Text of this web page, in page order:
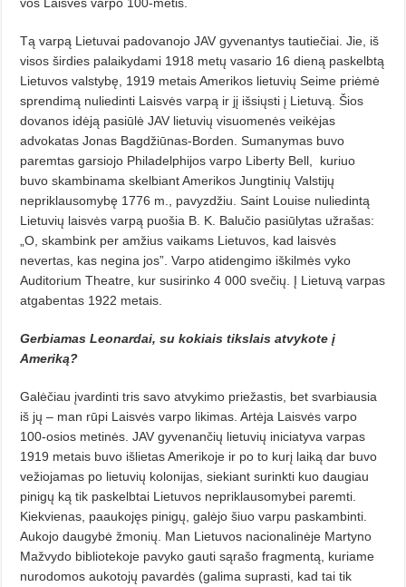
Tą varpą Lietuvai padovanojo JAV gyvenantys tautiečiai. Jie, iš
visos širdies palaikydami 1918 metų vasario 16 dieną paskelbtą
Lietuvos valstybę, 1919 metais Amerikos lietuvių Seime priėmė
sprendimą nuliedinti Laisvės varpą ir jį išsiųsti į Lietuvą. Šios
dovanos idėją pasiūlė JAV lietuvių visuomenės veikėjas
advokatas Jonas Bagdžiūnas-Borden. Sumanymas buvo
paremtas garsiojo Philadelphijos varpo Liberty Bell,
kuriuo
buvo skambinama skelbiant Amerikos Jungtinių Valstijų
nepriklausomybę 1776 m., pavyzdžiu. Saint Louise nuliedintą
Lietuvių laisvės varpą puošia B. K. Balučio pasiūlytas užrašas:
„O, skambink per amžius vaikams Lietuvos, kad laisvės
nevertas, kas negina jos”. Varpo atidengimo iškilmės vyko
Auditorium Theatre, kur susirinko 4 000 svečių. Į Lietuvą varpas
atgabentas 1922 metais.
Gerbiamas Leonardai, su kokiais tikslais atvykote į
Ameriką?
Galėčiau įvardinti tris savo atvykimo priežastis, bet svarbiausia
iš jų – man rūpi Laisvės varpo likimas. Artėja Laisvės varpo
100-osios metinės. JAV gyvenančių lietuvių iniciatyva varpas
1919 metais buvo išlietas Amerikoje ir po to kurį laiką dar buvo
vežiojamas po lietuvių kolonijas, siekiant surinkti kuo daugiau
pinigų ką tik paskelbtai Lietuvos nepriklausomybei paremti.
Kiekvienas, paaukojęs pinigų, galėjo šiuo varpu paskambinti.
Aukojo daugybė žmonių. Man Lietuvos nacionalinėje Martyno
Mažvydo bibliotekoje pavyko gauti sąrašo fragmentą, kuriame
nurodomos aukotojų pavardės (galima suprasti, kad tai tik